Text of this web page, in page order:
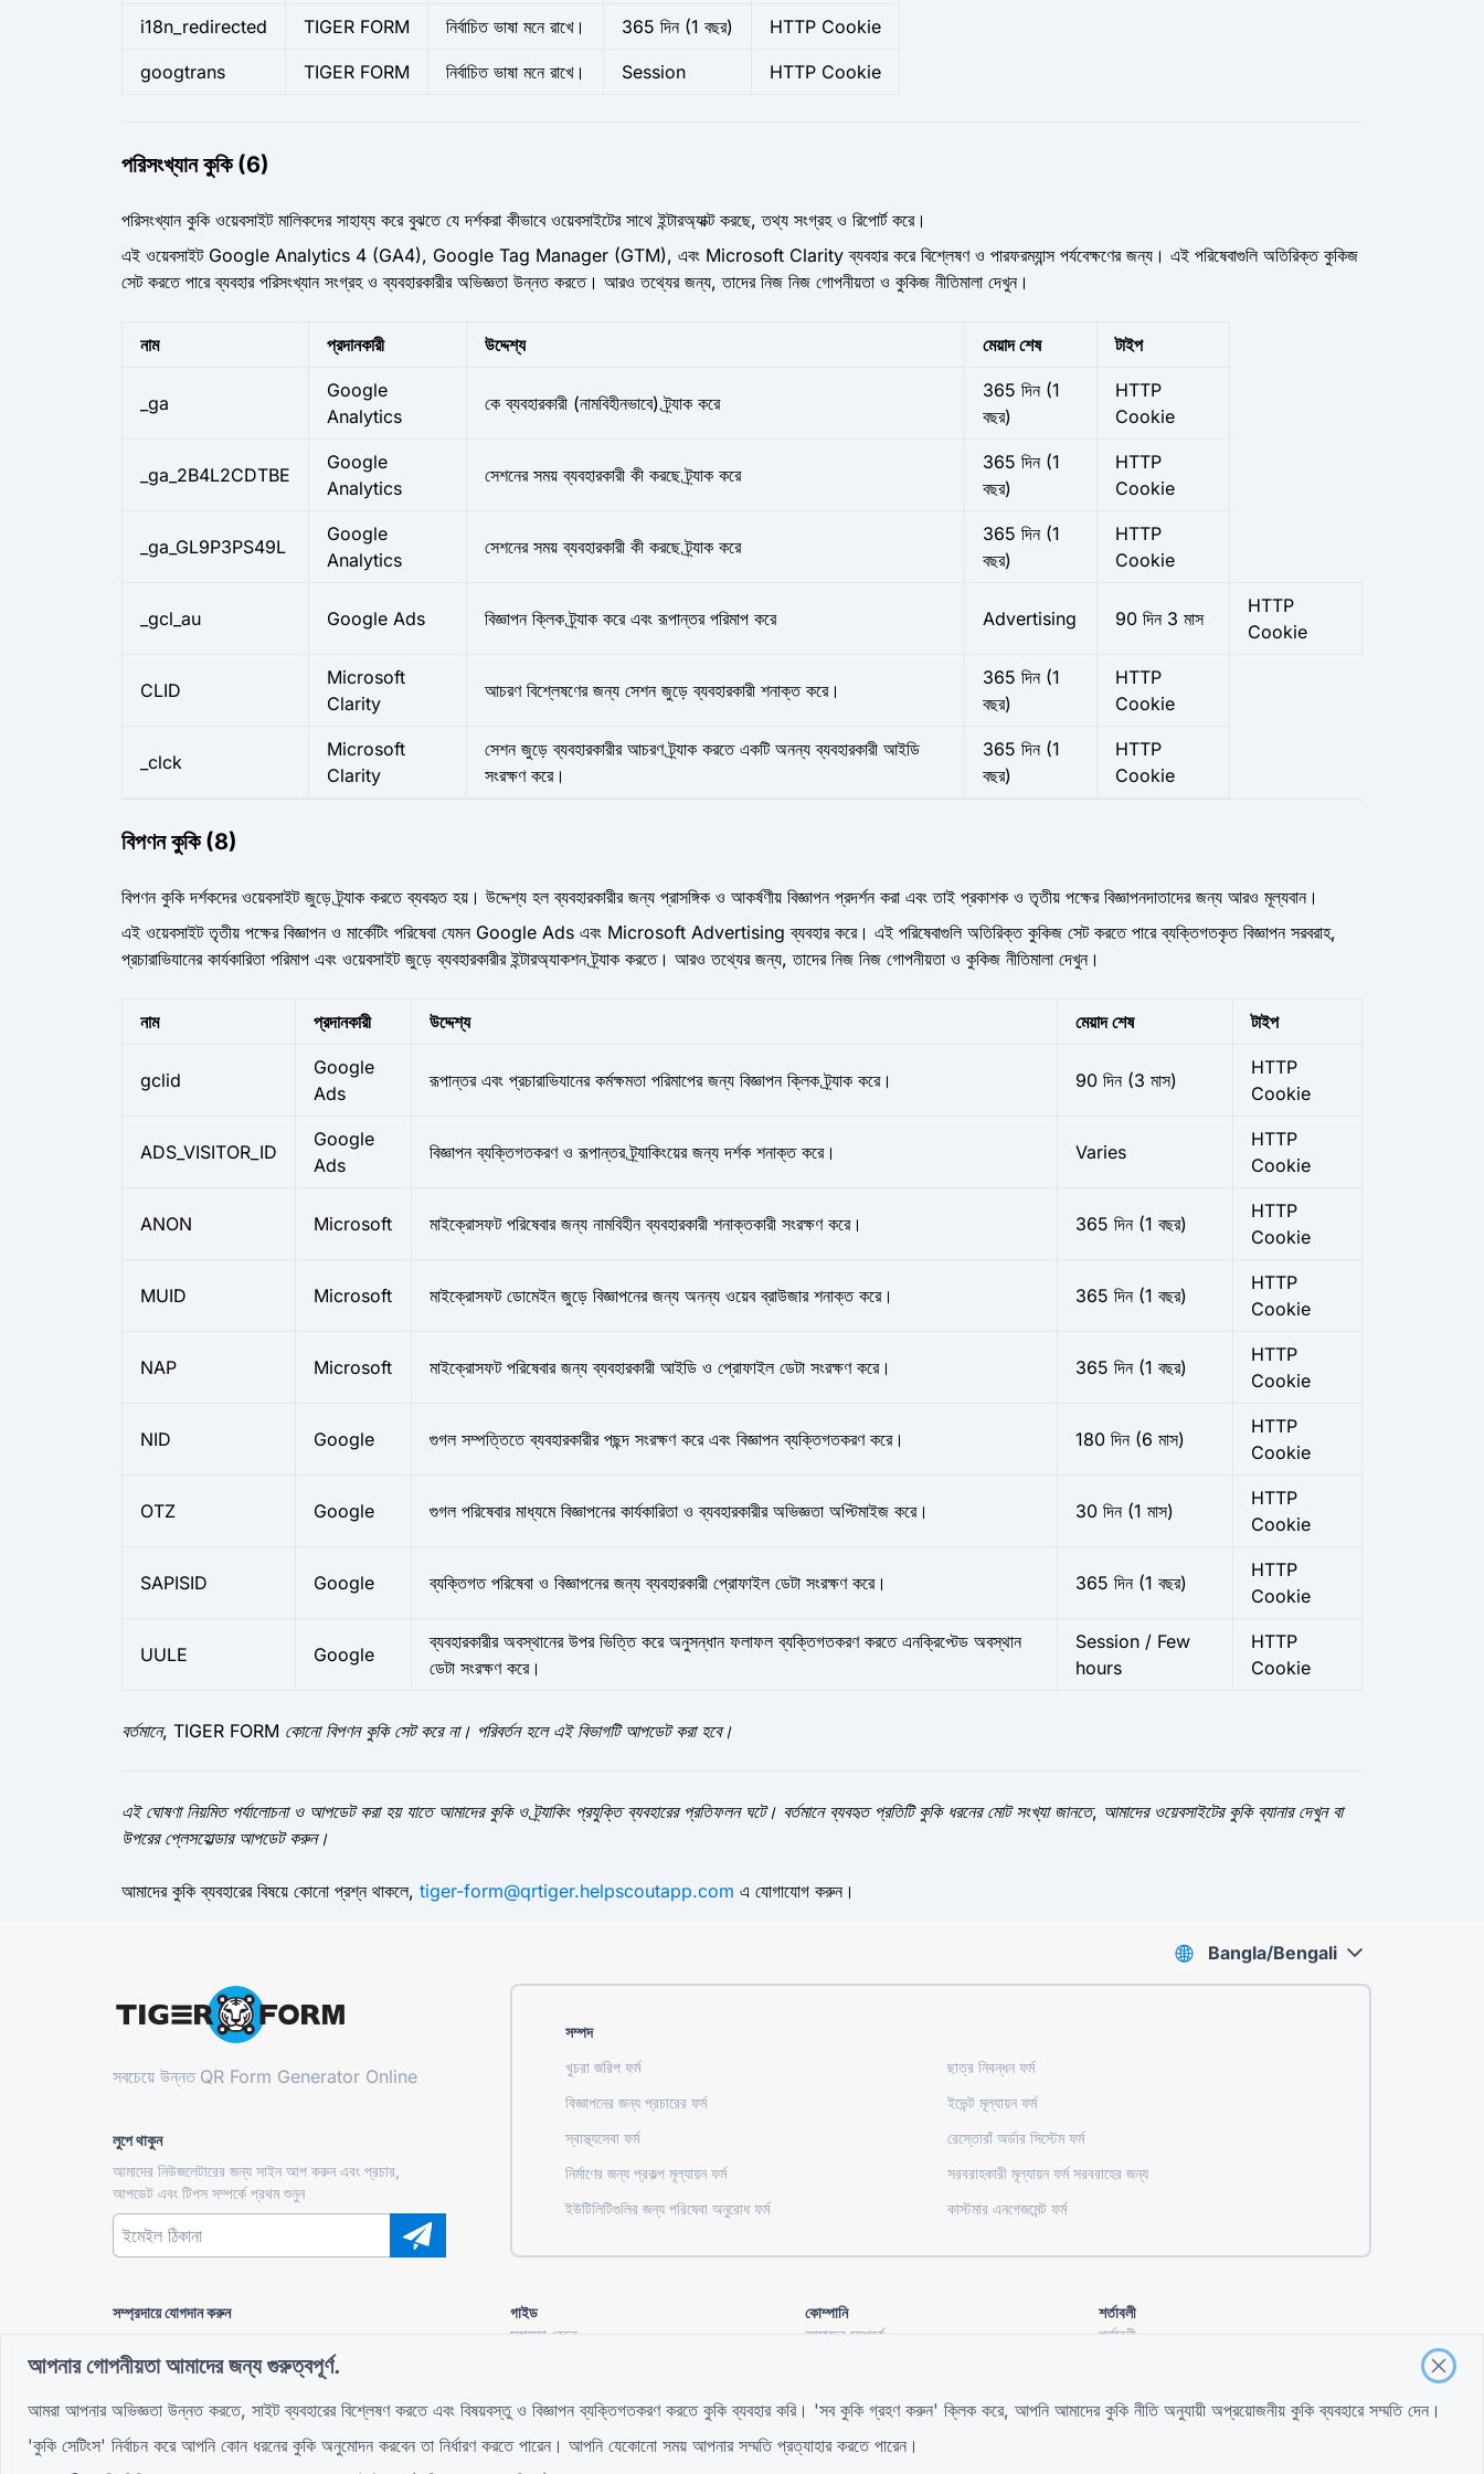
i18n_redirected TIGER FORM নির্বাচিত ভাষা মনে রাখে। 365 দিন (1 বছর) HTTP Cookie
googtrans TIGER FORM নির্বাচিত ভাষা মনে রাখে। Session HTTP Cookie
পরিসংখ্যান কুকি (6)
পরিসংখ্যান কুকি ওয়েবসাইট মালিকদের সাহায্য করে বুঝতে যে দর্শকরা কীভাবে ওয়েবসাইটের সাথে ইন্টারঅ্যাক্ট করছে, তথ্য সংগ্রহ ও রিপোর্ট করে।
এই ওয়েবসাইট Google Analytics 4 (GA4), Google Tag Manager (GTM), এবং Microsoft Clarity ব্যবহার করে বিশ্লেষণ ও পারফরম্যান্স পর্যবেক্ষণের জন্য। এই পরিষেবাগুলি অতিরিক্ত কুকিজ
সেট করতে পারে ব্যবহার পরিসংখ্যান সংগ্রহ ও ব্যবহারকারীর অভিজ্ঞতা উন্নত করতে। আরও তথ্যের জন্য, তাদের নিজ নিজ গোপনীয়তা ও কুকিজ নীতিমালা দেখুন।
নাম প্রদানকারী উদ্দেশ্য মেয়াদ শেষ টাইপ
_ga
Google
Analytics
কে ব্যবহারকারী (নামবিহীনভাবে) ট্র্যাক করে
365 দিন (1
বছর)
HTTP
Cookie
_ga_2B4L2CDTBE
Google
Analytics
সেশনের সময় ব্যবহারকারী কী করছে ট্র্যাক করে
365 দিন (1
বছর)
HTTP
Cookie
_ga_GL9P3PS49L
Google
Analytics
সেশনের সময় ব্যবহারকারী কী করছে ট্র্যাক করে
365 দিন (1
বছর)
HTTP
Cookie
_gcl_au Google Ads বিজ্ঞাপন ক্লিক ট্র্যাক করে এবং রূপান্তর পরিমাপ করে Advertising 90 দিন 3 মাস
HTTP
Cookie
CLID
Microsoft
Clarity
আচরণ বিশ্লেষণের জন্য সেশন জুড়ে ব্যবহারকারী শনাক্ত করে।
365 দিন (1
বছর)
HTTP
Cookie
_clck
Microsoft
Clarity
সেশন জুড়ে ব্যবহারকারীর আচরণ ট্র্যাক করতে একটি অনন্য ব্যবহারকারী আইডি
সংরক্ষণ করে।
365 দিন (1
বছর)
HTTP
Cookie
বিপণন কুকি (8)
বিপণন কুকি দর্শকদের ওয়েবসাইট জুড়ে ট্র্যাক করতে ব্যবহৃত হয়। উদ্দেশ্য হল ব্যবহারকারীর জন্য প্রাসঙ্গিক ও আকর্ষণীয় বিজ্ঞাপন প্রদর্শন করা এবং তাই প্রকাশক ও তৃতীয় পক্ষের বিজ্ঞাপনদাতাদের জন্য আরও মূল্যবান।
এই ওয়েবসাইট তৃতীয় পক্ষের বিজ্ঞাপন ও মার্কেটিং পরিষেবা যেমন Google Ads এবং Microsoft Advertising ব্যবহার করে। এই পরিষেবাগুলি অতিরিক্ত কুকিজ সেট করতে পারে ব্যক্তিগতকৃত বিজ্ঞাপন সরবরাহ,
প্রচারাভিযানের কার্যকারিতা পরিমাপ এবং ওয়েবসাইট জুড়ে ব্যবহারকারীর ইন্টারঅ্যাকশন ট্র্যাক করতে। আরও তথ্যের জন্য, তাদের নিজ নিজ গোপনীয়তা ও কুকিজ নীতিমালা দেখুন।
নাম প্রদানকারী উদ্দেশ্য মেয়াদ শেষ টাইপ
gclid
Google
Ads
রূপান্তর এবং প্রচারাভিযানের কর্মক্ষমতা পরিমাপের জন্য বিজ্ঞাপন ক্লিক ট্র্যাক করে। 90 দিন (3 মাস)
HTTP
Cookie
ADS_VISITOR_ID
Google
Ads
বিজ্ঞাপন ব্যক্তিগতকরণ ও রূপান্তর ট্র্যাকিংয়ের জন্য দর্শক শনাক্ত করে। Varies
HTTP
Cookie
ANON Microsoft মাইক্রোসফট পরিষেবার জন্য নামবিহীন ব্যবহারকারী শনাক্তকারী সংরক্ষণ করে। 365 দিন (1 বছর)
HTTP
Cookie
MUID Microsoft মাইক্রোসফট ডোমেইন জুড়ে বিজ্ঞাপনের জন্য অনন্য ওয়েব ব্রাউজার শনাক্ত করে। 365 দিন (1 বছর)
HTTP
Cookie
NAP Microsoft মাইক্রোসফট পরিষেবার জন্য ব্যবহারকারী আইডি ও প্রোফাইল ডেটা সংরক্ষণ করে। 365 দিন (1 বছর)
HTTP
Cookie
NID Google গুগল সম্পত্তিতে ব্যবহারকারীর পছন্দ সংরক্ষণ করে এবং বিজ্ঞাপন ব্যক্তিগতকরণ করে। 180 দিন (6 মাস)
HTTP
Cookie
OTZ Google গুগল পরিষেবার মাধ্যমে বিজ্ঞাপনের কার্যকারিতা ও ব্যবহারকারীর অভিজ্ঞতা অপ্টিমাইজ করে। 30 দিন (1 মাস)
HTTP
Cookie
SAPISID Google ব্যক্তিগত পরিষেবা ও বিজ্ঞাপনের জন্য ব্যবহারকারী প্রোফাইল ডেটা সংরক্ষণ করে। 365 দিন (1 বছর)
HTTP
Cookie
UULE Google
ব্যবহারকারীর অবস্থানের উপর ভিত্তি করে অনুসন্ধান ফলাফল ব্যক্তিগতকরণ করতে এনক্রিপ্টেড অবস্থান
ডেটা সংরক্ষণ করে।
Session / Few
hours
HTTP
Cookie
বর্তমানে, TIGER FORM কোনো বিপণন কুকি সেট করে না। পরিবর্তন হলে এই বিভাগটি আপডেট করা হবে।
এই ঘোষণা নিয়মিত পর্যালোচনা ও আপডেট করা হয় যাতে আমাদের কুকি ও ট্র্যাকিং প্রযুক্তি ব্যবহারের প্রতিফলন ঘটে। বর্তমানে ব্যবহৃত প্রতিটি কুকি ধরনের মোট সংখ্যা জানতে, আমাদের ওয়েবসাইটের কুকি ব্যানার দেখুন বা
উপরের প্লেসহোল্ডার আপডেট করুন।
আমাদের কুকি ব্যবহারের বিষয়ে কোনো প্রশ্ন থাকলে, tiger-form@qrtiger.helpscoutapp.com এ যোগাযোগ করুন।
সবচেয়ে উন্নত QR Form Generator Online
লুপে থাকুন
আমাদের নিউজলেটারের জন্য সাইন আপ করুন এবং প্রচার,
আপডেট এবং টিপস সম্পর্কে প্রথম শুনুন
সম্পদ
খুচরা জরিপ ফর্ম
ছাত্র নিবন্ধন ফর্ম
বিজ্ঞাপনের জন্য প্রচারের ফর্ম
ইভেন্ট মূল্যায়ন ফর্ম
স্বাস্থ্যসেবা ফর্ম
রেস্তোরাঁ অর্ডার সিস্টেম ফর্ম
নির্মাণের জন্য প্রকল্প মূল্যায়ন ফর্ম
সরবরাহকারী মূল্যায়ন ফর্ম সরবরাহের জন্য
ইউটিলিটিগুলির জন্য পরিষেবা অনুরোধ ফর্ম
কাস্টমার এনগেজমেন্ট ফর্ম
সম্প্রদায়ে যোগদান করুন
গাইড
সহায়তা কেন্দ্র
কোম্পানি
আমাদের সম্পর্কে
শর্তাবলী
শর্তাবলী
Bangla/Bengali
আপনার গোপনীয়তা আমাদের জন্য গুরুত্বপূর্ণ.
আমরা আপনার অভিজ্ঞতা উন্নত করতে, সাইট ব্যবহারের বিশ্লেষণ করতে এবং বিষয়বস্তু ও বিজ্ঞাপন ব্যক্তিগতকরণ করতে কুকি ব্যবহার করি। 'সব কুকি গ্রহণ করুন' ক্লিক করে, আপনি আমাদের কুকি নীতিঅনুযায়ী অপ্রয়োজনীয় কুকি ব্যবহারে সম্মতি দেন।
'কুকি সেটিংস' নির্বাচন করে আপনি কোন ধরনের কুকি অনুমোদন করবেন তা নির্ধারণ করতে পারেন। আপনি যেকোনো সময় আপনার সম্মতি প্রত্যাহার করতে পারেন।